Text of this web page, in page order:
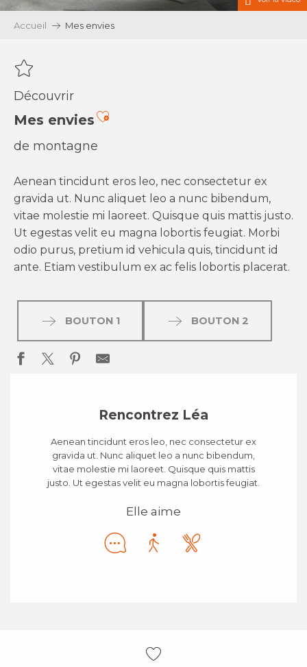
Accueil Mes envies
Découvrir
Mes enviesAjouter aux favoris
de montagne
Aenean tincidunt eros leo, nec consectetur ex
gravida ut. Nunc aliquet leo a nunc bibendum,
vitae molestie mi laoreet. Quisque quis mattis justo.
Ut egestas velit eu magna lobortis feugiat. Morbi
odio purus, pretium id vehicula quis, tincidunt id
ante. Etiam vestibulum ex ac felis lobortis placerat.
BOUTON 1 BOUTON 2
Rencontrez Léa
Aenean tincidunt eros leo, nec consectetur ex
gravida ut. Nunc aliquet leo a nunc bibendum,
vitae molestie mi laoreet. Quisque quis mattis
justo. Ut egestas velit eu magna lobortis feugiat.
Elle aime